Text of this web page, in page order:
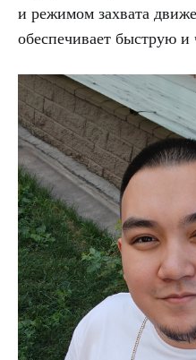
и режимом захвата
обеспечивает быструю